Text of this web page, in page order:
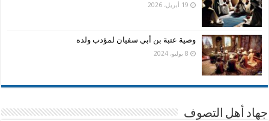
19 أبريل، 2026
وصية عتبة بن أبي سفيان لمؤدب ولده
8 يوليو، 2024
جهاد أهل التصوف